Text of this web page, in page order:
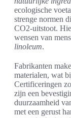
ecologische
strenge normen
CO2-uitstoot.
wensen van
linoleum.
Fabrikanten
materialen, wat
Certificeringen
zijn een
duurzaamheid
met een gerust